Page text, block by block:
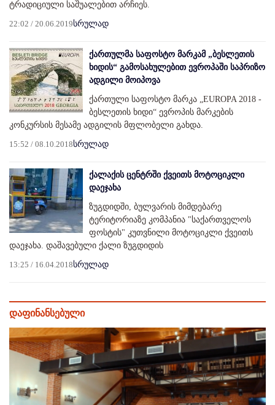
ტრადიციული საშუალებით არჩიეს.
22:02 / 20.06.2019სრულად
ქართულმა საფოსტო მარკამ „ბესლეთის
ხიდის“ გამოსახულებით ევროპაში საპრიზო
ადგილი მოიპოვა
ქართული საფოსტო მარკა „EUROPA 2018 -
ბესლეთის ხიდი“ ევროპის მარკების
კონკურსის მესამე ადგილის მფლობელი გახდა.
15:52 / 08.10.2018სრულად
ქალაქის ცენტრში ქვეითს მოტოციკლი
დაეჯახა
ზუგდიდში, ბულვარის მიმდებარე
ტერიტორიაზე კომპანია "საქართველოს
ფოსტის" კუთვნილი მოტოციკლი ქვეითს
დაეჯახა. დაშავებული ქალი ზუგდიდის
13:25 / 16.04.2018სრულად
დაფინანსებული